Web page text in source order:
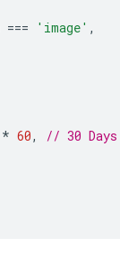
=== 'image' ,
* 60,
// 30 Days